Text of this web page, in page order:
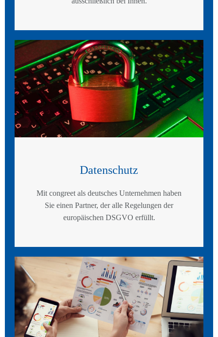
Datenschutz
Mit congreet als deutsches Unternehmen haben
Sie einen Partner, der alle Regelungen der
europäischen DSGVO erfüllt.